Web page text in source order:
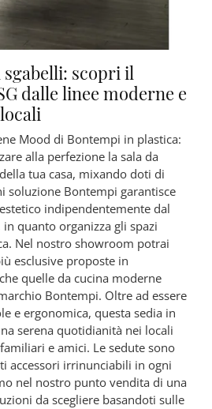
sgabelli: scopri il
dalle linee moderne e
Mood di Bontempi in plastica:
alla perfezione la sala da
tua casa, mixando doti di
soluzione Bontempi garantisce
indipendentemente dal
quanto organizza gli spazi
Nel nostro showroom potrai
esclusive proposte in
quelle da cucina moderne
Bontempi. Oltre ad essere
e ergonomica, questa sedia in
serena quotidianità nei locali
e amici. Le sedute sono
accessori irrinunciabili in ogni
nel nostro punto vendita di una
da scegliere basandoti sulle